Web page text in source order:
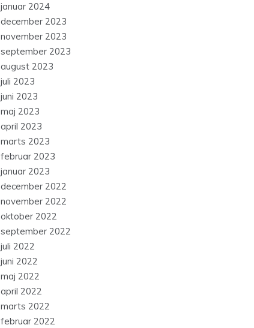
januar 2024
december 2023
november 2023
september 2023
august 2023
juli 2023
juni 2023
maj 2023
april 2023
marts 2023
februar 2023
januar 2023
december 2022
november 2022
oktober 2022
september 2022
juli 2022
juni 2022
maj 2022
april 2022
marts 2022
februar 2022